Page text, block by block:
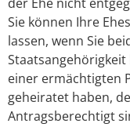
Sie können Ihre
lassen, wenn Sie
einer ermächtigten
geheiratet haben,
Antragsberechtigt